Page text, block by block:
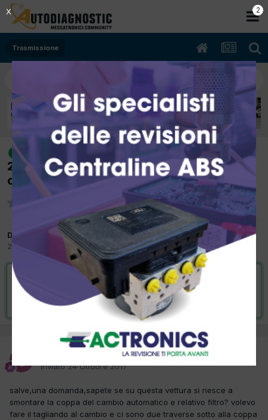
Trasmissione
risolto
[land rover discovery4 07/2012
2993cc 306dt 188Kw Diesel] smontaggio
coppa per manutenzione
Da stive
24 Ottobre 2017
inTrasmissione
VAI ALLA SOLUZIONE
Risolta da stive,25 Ottobre 2017
Inviato24 Ottobre 2017
salve,una domanda,sapete se su questa vettura si riesce a
smontare la coppa del cambio automatico e relativo filtro? volevo
fare il tagliando al cambio e ci sono due traverse sotto alla coppa
2
X